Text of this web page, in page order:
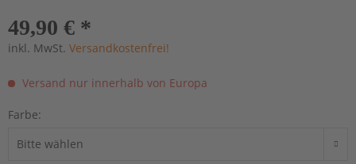
49,90 € *
inkl. MwSt. Versandkostenfrei!
Versand nur innerhalb von Europa
Farbe: